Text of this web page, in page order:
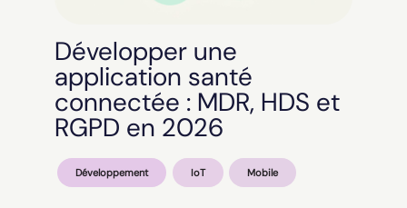
Développer une
application santé
connectée : MDR, HDS et
RGPD en 2026
Développement IoT Mobile